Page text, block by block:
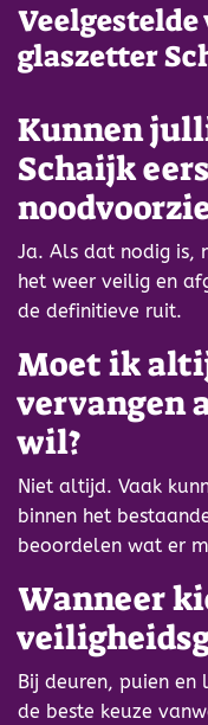
Veelgestelde
glaszetter
Kunnen
Schaijk
Ja. Als dat nodig is,
het weer veilig en
de definitieve ruit.
Moet ik
vervangen
wil?
Niet altijd. Vaak
binnen het
beoordelen wat er
Wanneer
Bij deuren, puien en
de beste keuze